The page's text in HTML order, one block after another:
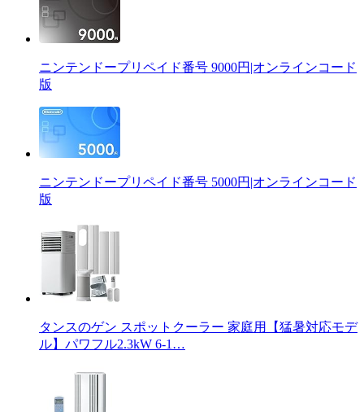
ニンテンドープリペイド番号 9000円|オンラインコード
版
ニンテンドープリペイド番号 5000円|オンラインコード
版
タンスのゲン スポットクーラー 家庭用【猛暑対応モデ
ル】パワフル2.3kW 6-1…